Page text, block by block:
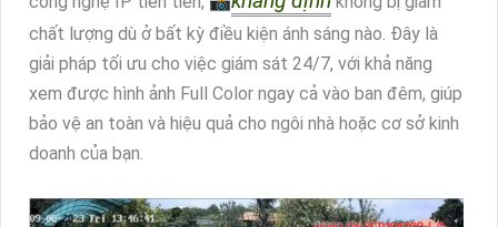
chất lượng dù ở bất kỳ điều kiện ánh sáng nào. Đây là
giải pháp tối ưu cho việc giám sát 24/7, với khả năng
xem được hình ảnh Full Color ngay cả vào ban đêm, giúp
bảo vệ an toàn và hiệu quả cho ngôi nhà hoặc cơ sở kinh
doanh của bạn.